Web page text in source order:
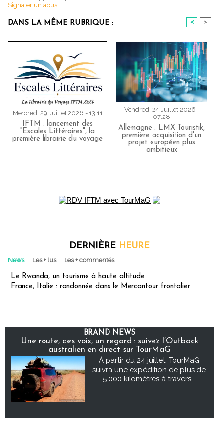
Signaler un abus
DANS LA MÊME RUBRIQUE : < >
Mercredi 29 Juillet 2026 - 13:11
IFTM : lancement des
"Escales Littéraires", la
première librairie du voyage
Vendredi 24 Juillet 2026 -
07:28
Allemagne : LMX Touristik,
première acquisition d'un
projet européen plus
ambitieux
DERNIÈRE HEURE
News Les + lus Les + commentés
Le Rwanda, un tourisme à haute altitude
France, Italie : randonnée dans le Mercantour frontalier
BRAND NEWS
Une route, des voix, un regard : suivez l’Outback
australien en direct sur TourMaG
À partir du 24 juillet, TourMaG
suivra une expédition de plus de
5 000 kilomètres à travers...